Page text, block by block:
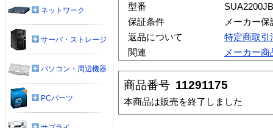
型番
SUA2200JB
保証条件
メーカー保
返品について
特定商取引
関連
メーカー
商品番号 11291175
本商品は販売を終了しました
ネットワーク
サーバ・ストレージ
パソコン・周辺機器
PCパーツ